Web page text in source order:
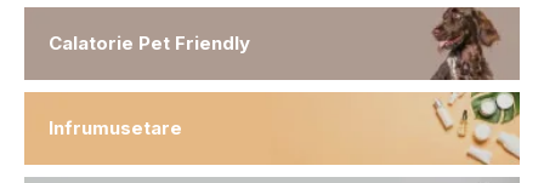
Calatorie Pet Friendly
Infrumusetare